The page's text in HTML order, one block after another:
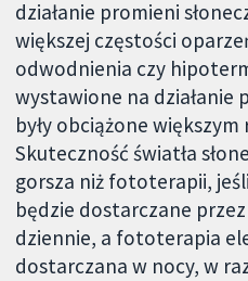
działanie promieni
większej częstości
odwodnienia czy
wystawione na działanie
były obciążone
Skuteczność światła
gorsza niż fototerapii,
będzie dostarczane
dziennie, a fototerapia
dostarczana w nocy, w